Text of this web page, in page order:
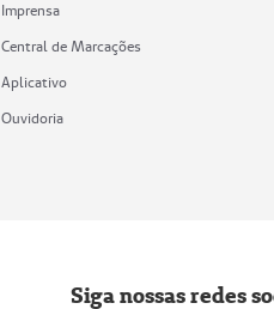
Imprensa
Central de Marcações
Aplicativo
Ouvidoria
Siga nossas redes